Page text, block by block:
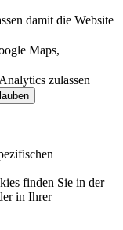
damit die Website
Maps,
zulassen
finden Sie in der
in Ihrer